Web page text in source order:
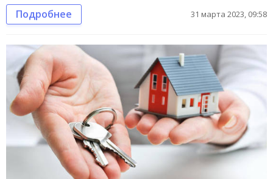
Подробнее 31 марта 2023, 09:58